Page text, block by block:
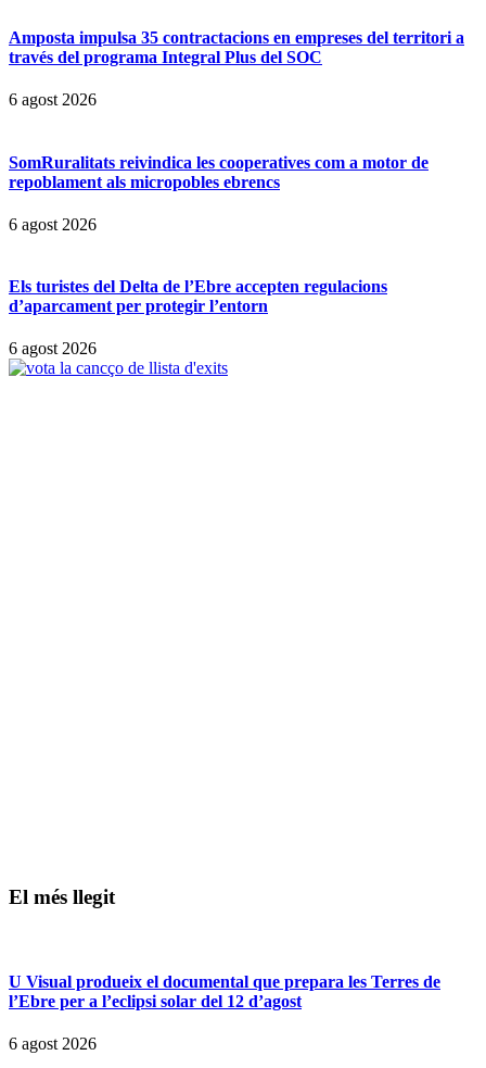
Amposta impulsa 35 contractacions en empreses del territori a
través del programa Integral Plus del SOC
6 agost 2026
SomRuralitats reivindica les cooperatives com a motor de
repoblament als micropobles ebrencs
6 agost 2026
Els turistes del Delta de l’Ebre accepten regulacions
d’aparcament per protegir l’entorn
6 agost 2026
El més llegit
U Visual produeix el documental que prepara les Terres de
l’Ebre per a l’eclipsi solar del 12 d’agost
6 agost 2026